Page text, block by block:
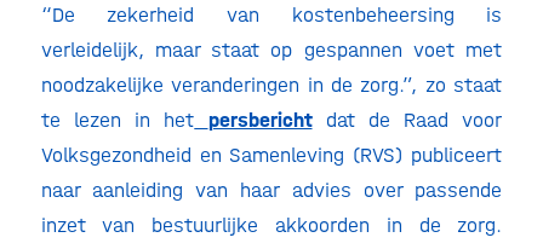
“De zekerheid van kostenbeheersing is
verleidelijk, maar staat op gespannen voet met
noodzakelijke veranderingen in de zorg.”, zo staat
te lezen in het persberichtdat de Raad voor
Volksgezondheid en Samenleving (RVS) publiceert
naar aanleiding van haar advies over passende
inzet van bestuurlijke akkoorden in de zorg.